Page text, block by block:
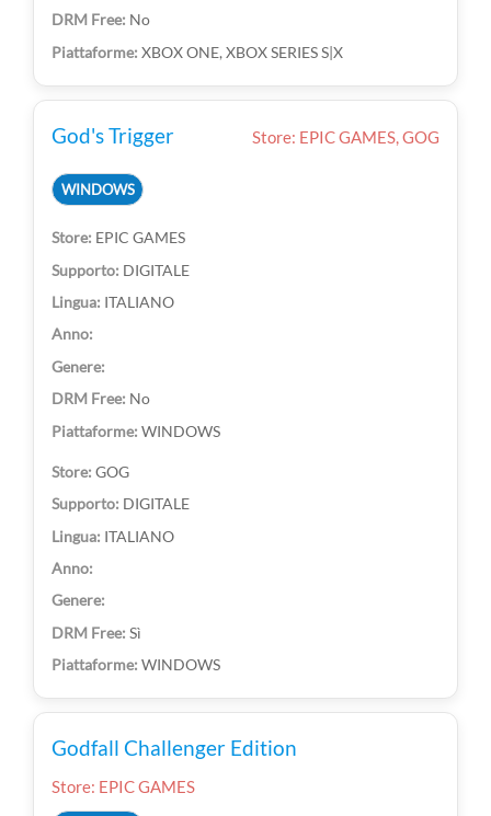
No
XBOX ONE, XBOX SERIES S|X
God's Trigger Store: EPIC GAMES, GOG
WINDOWS
EPIC GAMES
DIGITALE
ITALIANO
No
WINDOWS
GOG
DIGITALE
ITALIANO
Sì
WINDOWS
Godfall Challenger Edition
Store: EPIC GAMES